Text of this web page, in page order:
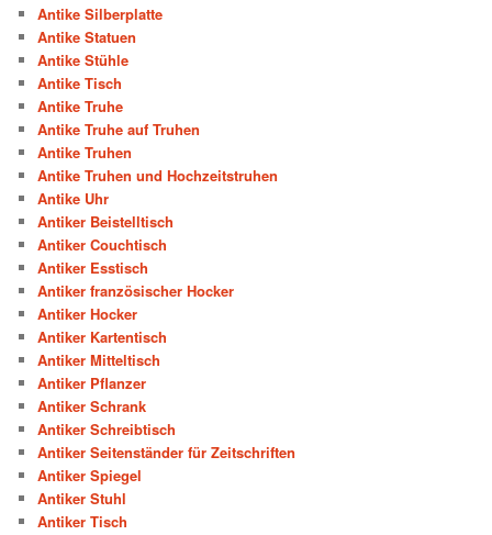
Antike Silberplatte
Antike Statuen
Antike Stühle
Antike Tisch
Antike Truhe
Antike Truhe auf Truhen
Antike Truhen
Antike Truhen und Hochzeitstruhen
Antike Uhr
Antiker Beistelltisch
Antiker Couchtisch
Antiker Esstisch
Antiker französischer Hocker
Antiker Hocker
Antiker Kartentisch
Antiker Mitteltisch
Antiker Pflanzer
Antiker Schrank
Antiker Schreibtisch
Antiker Seitenständer für Zeitschriften
Antiker Spiegel
Antiker Stuhl
Antiker Tisch